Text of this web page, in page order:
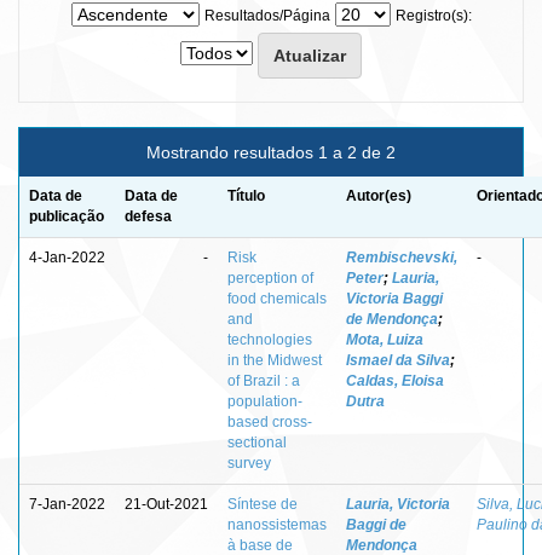
Resultados/Página
Registro(s):
Mostrando resultados 1 a 2 de 2
Data de
publicação
Data de
defesa
Título Autor(es)
4-Jan-2022 -
Risk
perception of
food chemicals
and
technologies
in the Midwest
of Brazil : a
population-
based cross-
sectional
survey
Rembischevski,
Peter; Lauria,
Victoria Baggi
de Mendonça;
Mota, Luiza
Ismael da Silva;
Caldas, Eloisa
Dutra
-
7-Jan-2022 21-Out-2021
Síntese de
nanossistemas
à base de
Lauria, Victoria
Baggi de
Mendonça
Silva,
Paulino